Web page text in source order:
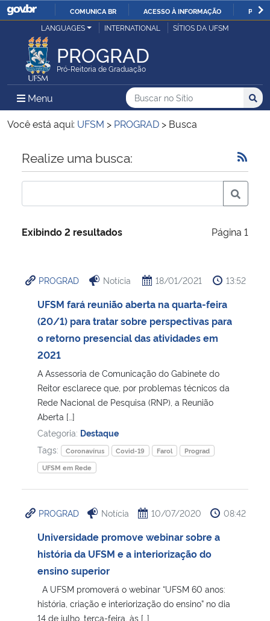
IR
O
COMUNICA BR ACESSO À INFORMAÇÃO
Ministério da Justiça e Segurança Pública
Ministério da Defesa
Ministério das Relações Exteriores
Ministério da Economia
Ministério da Infraestrutura
Ministério da Cidadania
Ministério de Minas e Energia
Ministério da Ciência, Tecnologia, Inovações e Comunicações
Ministério do Meio Ambiente
Ministério do Turismo
Ministério do Desenvolvimento Regional
Ministério da Mulher, da Família e dos Direitos Humanos
Secretaria-Geral
Secretaria de Governo
LANGUAGES INTERNATIONAL SÍTIOS DA UFSM
PROGRAD
Pró-Reitoria de Graduação
Menu Menu Principal do Sítio
Busca
Buscar no no Sítio
Busca:
Você está aqui: UFSM > PROGRAD > Busca
Início do conteúdo
Realize uma busca:
Exibindo 2 resultados Página 1
PROGRAD Notícia 18/01/2021 13:52
UFSM fará reunião aberta na quarta-feira
(20/1) para tratar sobre perspectivas para
o retorno presencial das atividades em
2021
A Assessoria de Comunicação do Gabinete do
Reitor esclarece que, por problemas técnicos da
Rede Nacional de Pesquisa (RNP), a Reunião
Aberta […]
Categoria: Destaque
Tags:
Coronavírus Covid-19 Farol
Prograd
UFSM em Rede
PROGRAD Notícia 10/07/2020 08:42
Universidade promove webinar sobre a
história da UFSM e a interiorização do
ensino superior
A UFSM promoverá o webinar “UFSM 60 anos:
história, criação e interiorização do ensino” no dia
14 de julho, terça-feira, às […]